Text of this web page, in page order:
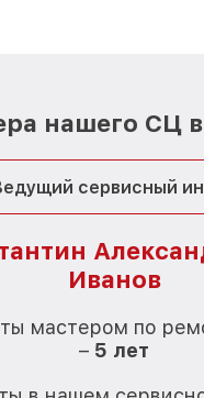
нашего СЦ
сервисный
Иванов
мастером по
– 5 лет